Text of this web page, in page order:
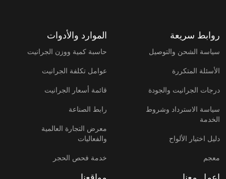
روابط سريعة
سياسة الشحن والتوصيل
الأسئلة المتكررة
درجات الجرانيت والجودة
سياسة الاسترداد وشروط
الخدمة
دليل اختيار الألواح
معجم
الموارد والأدوات
حاسبة كمية ووزن الجرانيت
عوامل تكلفة الجرانيت
قائمة أسعار الجرانيت
رابط الصناعة
معرض التجارة العالمية
والفعاليات
خدمة فحص الحجر